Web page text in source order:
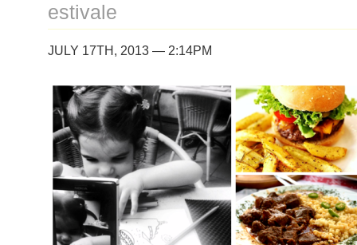
estivale
JULY 17TH, 2013 — 2:14PM